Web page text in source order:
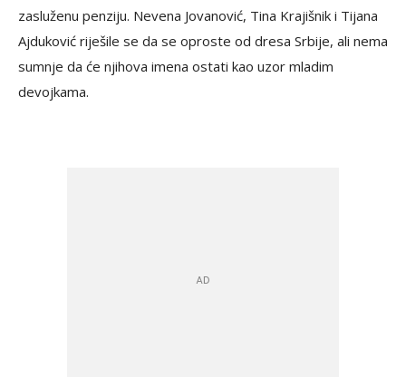
zasluženu penziju. Nevena Jovanović, Tina Krajišnik i Tijana
Ajduković riješile se da se oproste od dresa Srbije, ali nema
sumnje da će njihova imena ostati kao uzor mladim
devojkama.